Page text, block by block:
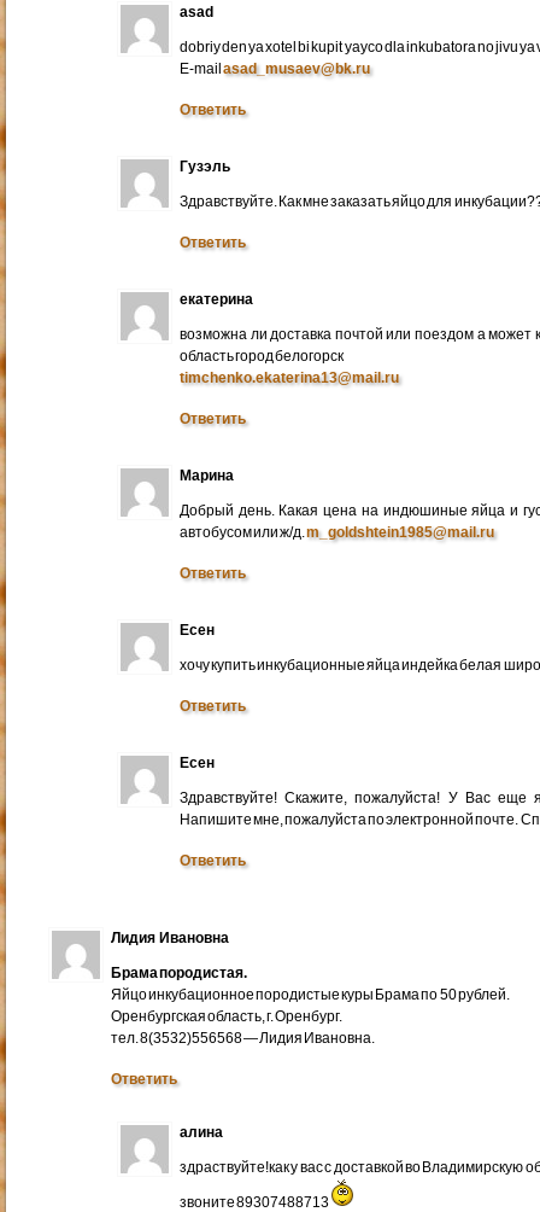
asad
dobriy den ya xotel bi kupit yayco dla inkubatora no jivu ya
E-mailasad_musaev@bk.ru
Ответить
Гузэль
Здравствуйте. Как мне заказать яйцо для
Ответить
екатерина
возможна ли доставка почтой или поездом а
область город белогорск
timchenko.ekaterina13@mail.ru
Ответить
Марина
Добрый день. Какая цена на индюшиные яйца и
автобусом или ж/д.m_goldshtein1985@mail.ru
Ответить
Есен
хочу купить инкубационные яйца индейка белая
Ответить
Есен
Здравствуйте! Скажите, пожалуйста! У Вас еще
Напишите мне, пожалуйста по электронной почте.
Ответить
Лидия Ивановна
Брама породистая.
Яйцо инкубационное породистые куры Брама по 50 рублей.
Оренбургская область, г. Оренбург.
тел. 8(3532)556568 — Лидия Ивановна.
Ответить
алина
здраствуйте!как у вас с доставкой во Владимирскую
звоните 89307488713